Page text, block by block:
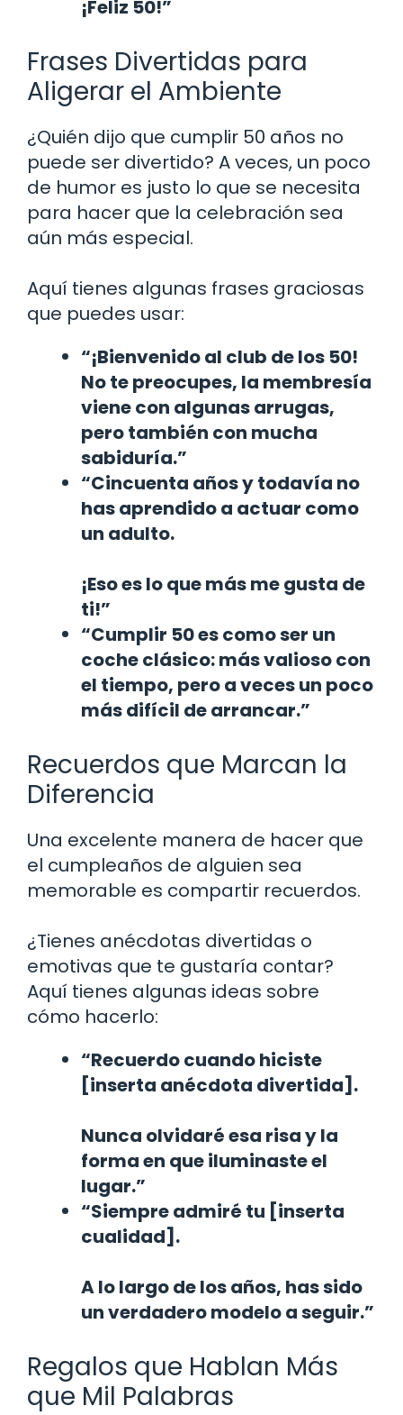
¡Feliz 50!”
Frases Divertidas para
Aligerar el Ambiente
¿Quién dijo que cumplir 50 años no
puede ser divertido? A veces, un poco
de humor es justo lo que se necesita
para hacer que la celebración sea
aún más especial.
Aquí tienes algunas frases graciosas
que puedes usar:
“¡Bienvenido al club de los 50!
No te preocupes, la membresía
viene con algunas arrugas,
pero también con mucha
sabiduría.”
“Cincuenta años y todavía no
has aprendido a actuar como
un adulto.
¡Eso es lo que más me gusta de
ti!”
“Cumplir 50 es como ser un
coche clásico: más valioso con
el tiempo, pero a veces un poco
más difícil de arrancar.”
Recuerdos que Marcan la
Diferencia
Una excelente manera de hacer que
el cumpleaños de alguien sea
memorable es compartir recuerdos.
¿Tienes anécdotas divertidas o
emotivas que te gustaría contar?
Aquí tienes algunas ideas sobre
cómo hacerlo:
“Recuerdo cuando hiciste
[inserta anécdota divertida].
Nunca olvidaré esa risa y la
forma en que iluminaste el
lugar.”
“Siempre admiré tu [inserta
cualidad].
A lo largo de los años, has sido
un verdadero modelo a seguir.”
Regalos que Hablan Más
que Mil Palabras